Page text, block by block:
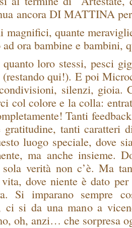
ancora DI MATTINA
magnifici, quante
ad ora bambine e bambini,
loro stessi, pesci
(restando qui!). E poi
silenzi, gioia.
col colore e la colla:
Tanti
tanti caratteri
luogo speciale, dove
ma anche insieme.
verità non c’è. Ma
dove niente è dato
Si imparano sempre
ci si da una mano a
oh, anzi… che sorpresa